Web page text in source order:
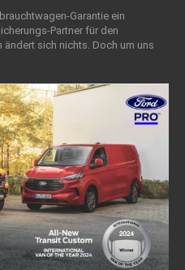
Garantie ein
Partner für den
sich nichts. Doch um uns